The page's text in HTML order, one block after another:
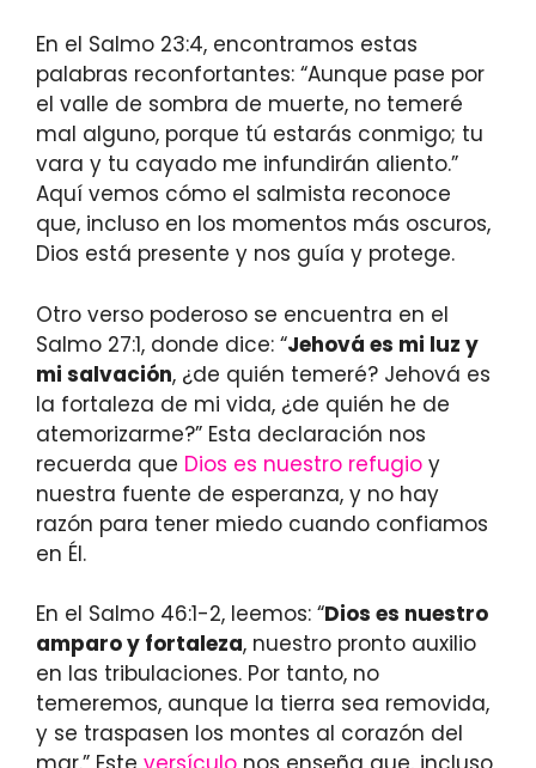
En el Salmo 23:4, encontramos estas
palabras reconfortantes: “Aunque pase por
el valle de sombra de muerte, no temeré
mal alguno, porque tú estarás conmigo; tu
vara y tu cayado me infundirán aliento.”
Aquí vemos cómo el salmista reconoce
que, incluso en los momentos más oscuros,
Dios está presente y nos guía y protege.
Otro verso poderoso se encuentra en el
Salmo 27:1, donde dice: “Jehová es mi luz y
mi salvación, ¿de quién temeré? Jehová es
la fortaleza de mi vida, ¿de quién he de
atemorizarme?” Esta declaración nos
recuerda que Dios es nuestro refugio y
nuestra fuente de esperanza, y no hay
razón para tener miedo cuando confiamos
en Él.
En el Salmo 46:1-2, leemos: “Dios es nuestro
amparo y fortaleza, nuestro pronto auxilio
en las tribulaciones. Por tanto, no
temeremos, aunque la tierra sea removida,
y se traspasen los montes al corazón del